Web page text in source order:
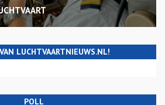
LUCHTVAARTNIEUWS.NL!
POLL